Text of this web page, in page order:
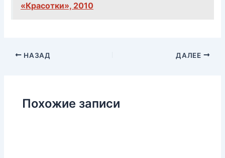
«Красотки», 2010
НАЗАД ДАЛЕЕ
Похожие записи